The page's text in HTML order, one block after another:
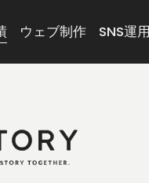
ウェブ制作 SNS運